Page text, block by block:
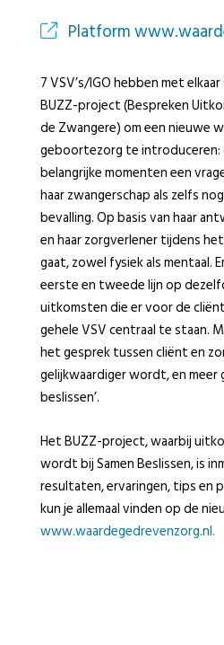
Platform
7 VSV’s/IGO hebben met
BUZZ-project (Bespreken
de Zwangere) om een nieuwe
geboortezorg te
belangrijke momenten een
haar zwangerschap als zelfs
bevalling. Op basis van haar
en haar zorgverlener tijdens
gaat, zowel fysiek als mentaal.
eerste en tweede lijn op
uitkomsten die er voor de
gehele VSV centraal te staan.
het gesprek tussen cliënt en
gelijkwaardiger wordt, en meer
beslissen’.
Het BUZZ-project, waarbij
wordt bij Samen Beslissen, is
resultaten, ervaringen, tips en
kun je allemaal vinden op de
www.waardegedrevenzorg.nl.